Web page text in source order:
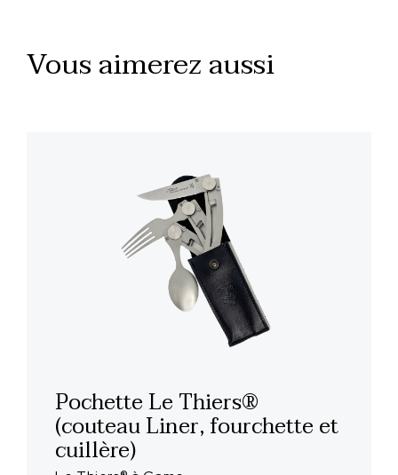
Vous aimerez aussi
Pochette Le Thiers®
(couteau Liner, fourchette et
cuillère)